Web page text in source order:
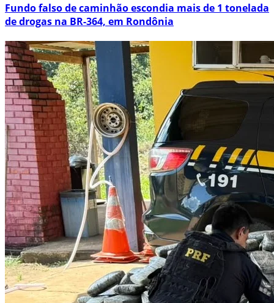
Fundo falso de caminhão escondia mais de 1 tonelada
de drogas na BR-364, em Rondônia